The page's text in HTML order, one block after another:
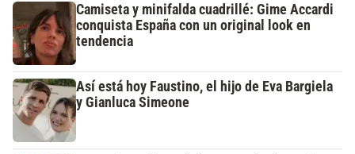
Camiseta y minifalda cuadrillé: Gime Accardi
conquista España con un original look en
tendencia
Así está hoy Faustino, el hijo de Eva Bargiela
y Gianluca Simeone